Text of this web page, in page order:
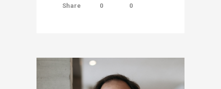
Share 0 0